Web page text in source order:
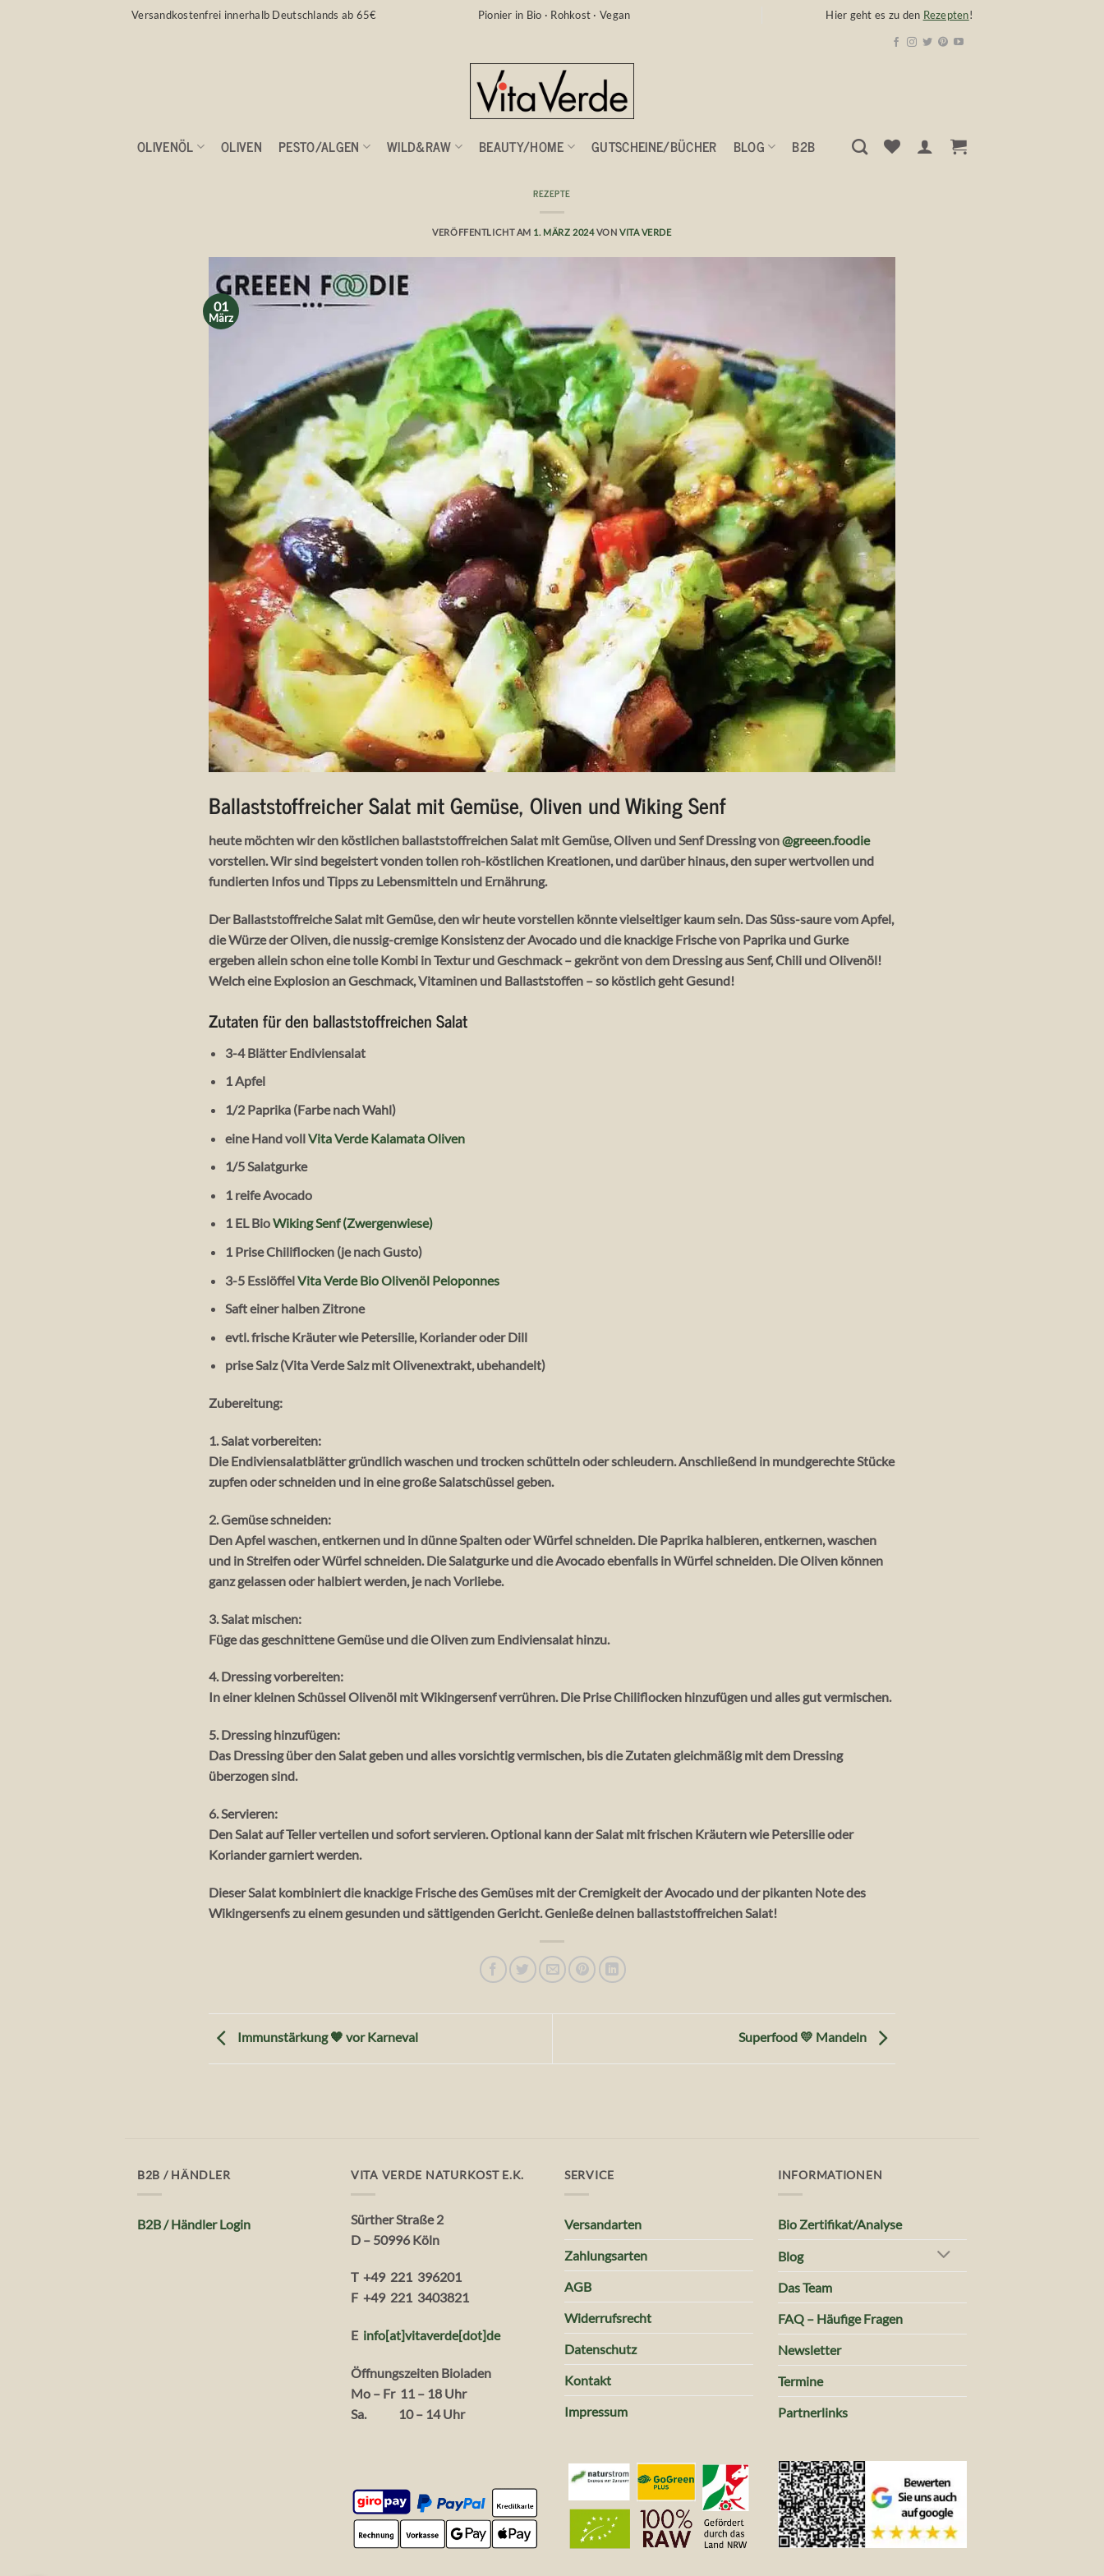
Zum
Versandkostenfrei innerhalb Deutschlands ab 65€ Pionier in Bio · Rohkost · Vegan Hier geht es zu den Rezepten!
OLIVENÖL OLIVEN PESTO/ALGEN WILD&RAW BEAUTY/HOME GUTSCHEINE/BÜCHER BLOG B2B
REZEPTE
VERÖFFENTLICHT AM 1. MÄRZ 2024 VONVITA VERDE
01
März
Ballaststoffreicher Salat mit Gemüse, Oliven und Wiking Senf
heute möchten wir den köstlichen ballaststoffreichen Salat mit Gemüse, Oliven und Senf Dressing von@greeen.foodie
vorstellen. Wir sind begeistert vonden tollen roh-köstlichen Kreationen, und darüber hinaus, den super wertvollen und
fundierten Infos und Tipps zu Lebensmitteln und Ernährung.
Der Ballaststoffreiche Salat mit Gemüse, den wir heute vorstellen könnte vielseitiger kaum sein. Das Süss-saure vom Apfel,
die Würze der Oliven, die nussig-cremige Konsistenz der Avocado und die knackige Frische von Paprika und Gurke
ergeben allein schon eine tolle Kombi in Textur und Geschmack – gekrönt von dem Dressing aus Senf, Chili und Olivenöl!
Welch eine Explosion an Geschmack, Vitaminen und Ballaststoffen – so köstlich geht Gesund!
Zutaten für den ballaststoffreichen Salat
3-4 Blätter Endiviensalat
1 Apfel
1/2 Paprika (Farbe nach Wahl)
eine Hand vollVita Verde Kalamata Oliven
1/5 Salatgurke
1 reife Avocado
1 EL BioWiking Senf (Zwergenwiese)
1 Prise Chiliflocken (je nach Gusto)
3-5 EsslöffelVita Verde Bio Olivenöl Peloponnes
Saft einer halben Zitrone
evtl. frische Kräuter wie Petersilie, Koriander oder Dill
prise Salz (Vita Verde Salz mit Olivenextrakt, ubehandelt)
Zubereitung:
1. Salat vorbereiten:
Die Endiviensalatblätter gründlich waschen und trocken schütteln oder schleudern. Anschließend in mundgerechte Stücke
zupfen oder schneiden und in eine große Salatschüssel geben.
2. Gemüse schneiden:
Den Apfel waschen, entkernen und in dünne Spalten oder Würfel schneiden. Die Paprika halbieren, entkernen, waschen
und in Streifen oder Würfel schneiden. Die Salatgurke und die Avocado ebenfalls in Würfel schneiden. Die Oliven können
ganz gelassen oder halbiert werden, je nach Vorliebe.
3. Salat mischen:
Füge das geschnittene Gemüse und die Oliven zum Endiviensalat hinzu.
4. Dressing vorbereiten:
In einer kleinen Schüssel Olivenöl mit Wikingersenf verrühren. Die Prise Chiliflocken hinzufügen und alles gut vermischen.
5. Dressing hinzufügen:
Das Dressing über den Salat geben und alles vorsichtig vermischen, bis die Zutaten gleichmäßig mit dem Dressing
überzogen sind.
6. Servieren:
Den Salat auf Teller verteilen und sofort servieren. Optional kann der Salat mit frischen Kräutern wie Petersilie oder
Koriander garniert werden.
Dieser Salat kombiniert die knackige Frische des Gemüses mit der Cremigkeit der Avocado und der pikanten Note des
Wikingersenfs zu einem gesunden und sättigenden Gericht. Genieße deinen ballaststoffreichen Salat!
Immunstärkung 🧡 vor Karneval Superfood 💛 Mandeln
B2B / HÄNDLER
B2B / Händler Login
VITA VERDE NATURKOST E.K.
Sürther Straße 2
D – 50996 Köln
T +49 221 396201
F +49 221 3403821
E info[at]vitaverde[dot]de
Öffnungszeiten Bioladen
Mo – Fr 11 – 18 Uhr
Sa. 10 – 14 Uhr
SERVICE
Versandarten
Zahlungsarten
AGB
Widerrufsrecht
Datenschutz
Kontakt
Impressum
INFORMATIONEN
Bio Zertifikat/Analyse
Blog
Das Team
FAQ – Häufige Fragen
Newsletter
Termine
Partnerlinks